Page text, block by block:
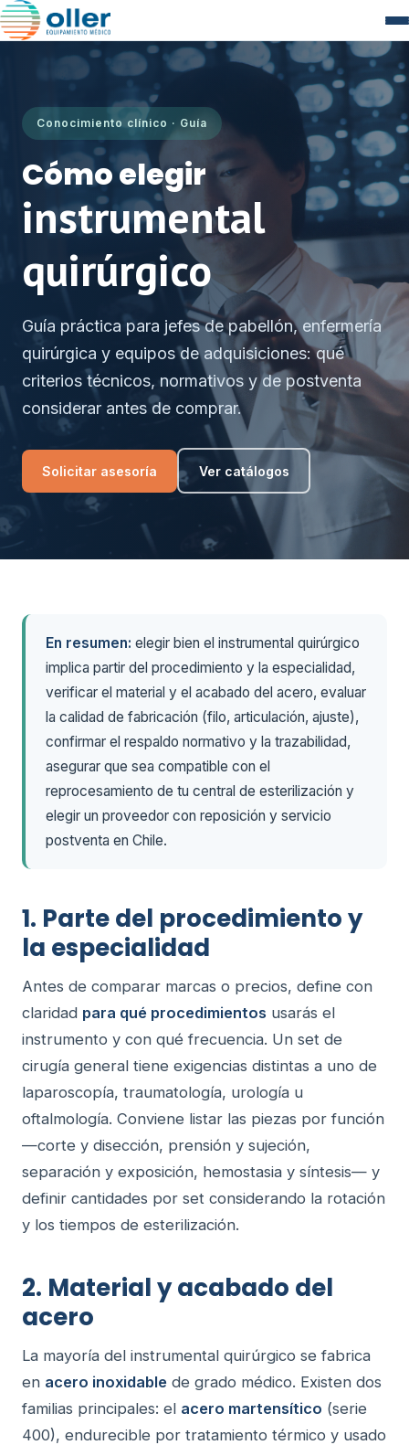
Conocimiento clínico · Guía
Cómo elegir
instrumental
quirúrgico
Guía práctica para jefes de pabellón, enfermería
quirúrgica y equipos de adquisiciones: qué
criterios técnicos, normativos y de postventa
considerar antes de comprar.
Solicitar asesoría Ver catálogos
En resumen: elegir bien el instrumental quirúrgico
implica partir del procedimiento y la especialidad,
verificar el material y el acabado del acero, evaluar
la calidad de fabricación (filo, articulación, ajuste),
confirmar el respaldo normativo y la trazabilidad,
asegurar que sea compatible con el
reprocesamiento de tu central de esterilización y
elegir un proveedor con reposición y servicio
postventa en Chile.
1. Parte del procedimiento y
la especialidad
Antes de comparar marcas o precios, define con
claridad para qué procedimientos usarás el
instrumento y con qué frecuencia. Un set de
cirugía general tiene exigencias distintas a uno de
laparoscopía, traumatología, urología u
oftalmología. Conviene listar las piezas por función
—corte y disección, prensión y sujeción,
separación y exposición, hemostasia y síntesis— y
definir cantidades por set considerando la rotación
y los tiempos de esterilización.
2. Material y acabado del
acero
La mayoría del instrumental quirúrgico se fabrica
en acero inoxidable de grado médico. Existen dos
familias principales: el acero martensítico (serie
400), endurecible por tratamiento térmico y usado